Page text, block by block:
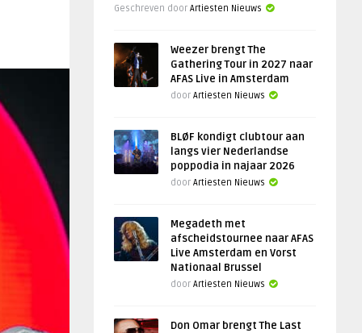
Geschreven door Artiesten Nieuws
Weezer brengt The
Gathering Tour in 2027 naar
AFAS Live in Amsterdam
door Artiesten Nieuws
BLØF kondigt clubtour aan
langs vier Nederlandse
poppodia in najaar 2026
door Artiesten Nieuws
Megadeth met
afscheidstournee naar AFAS
Live Amsterdam en Vorst
Nationaal Brussel
door Artiesten Nieuws
Don Omar brengt The Last